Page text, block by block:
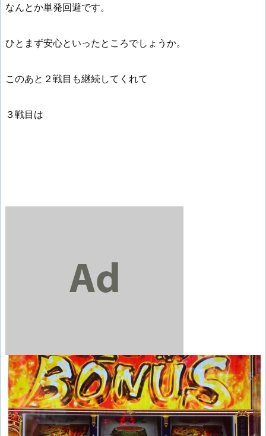
なんとか単発回避です。
ひとまず安心といったところでしょうか。
このあと２戦目も継続してくれて
３戦目は